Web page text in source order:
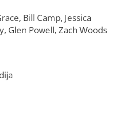
Bill Camp, Jessica
Glen Powell, Zach Woods